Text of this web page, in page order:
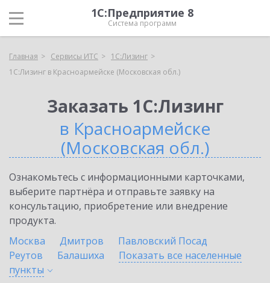
1С:Предприятие 8
Система программ
Главная Сервисы ИТС
1С:Лизинг
1С:Лизинг в Красноармейске (Московская обл.)
Заказать 1С:Лизинг
в Красноармейске
(Московская обл.)
Ознакомьтесь с информационными карточками,
выберите партнёра и отправьте заявку на
консультацию, приобретение или внедрение
продукта.
Москва
Дмитров
Павловский Посад
Реутов
Балашиха
Показать все населенные
пункты